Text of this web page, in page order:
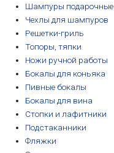
Шампуры подарочные
Чехлы для шампуров
Решетки-гриль
Топоры, тяпки
Ножи ручной работы
Бокалы для коньяка
Пивные бокалы
Бокалы для вина
Стопки и лафитники
Подстаканники
Фляжки